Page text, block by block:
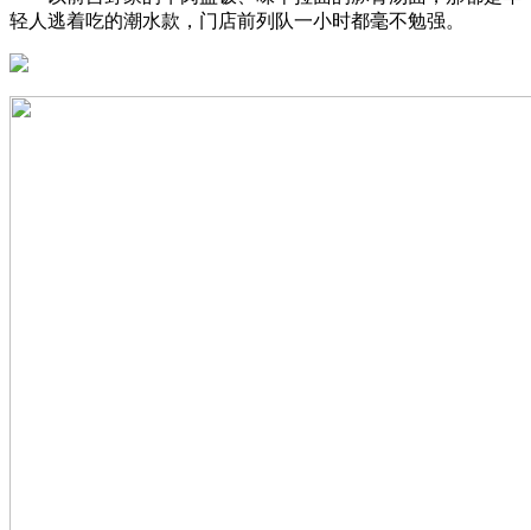
轻人逃着吃的潮水款，门店前列队一小时都毫不勉强。